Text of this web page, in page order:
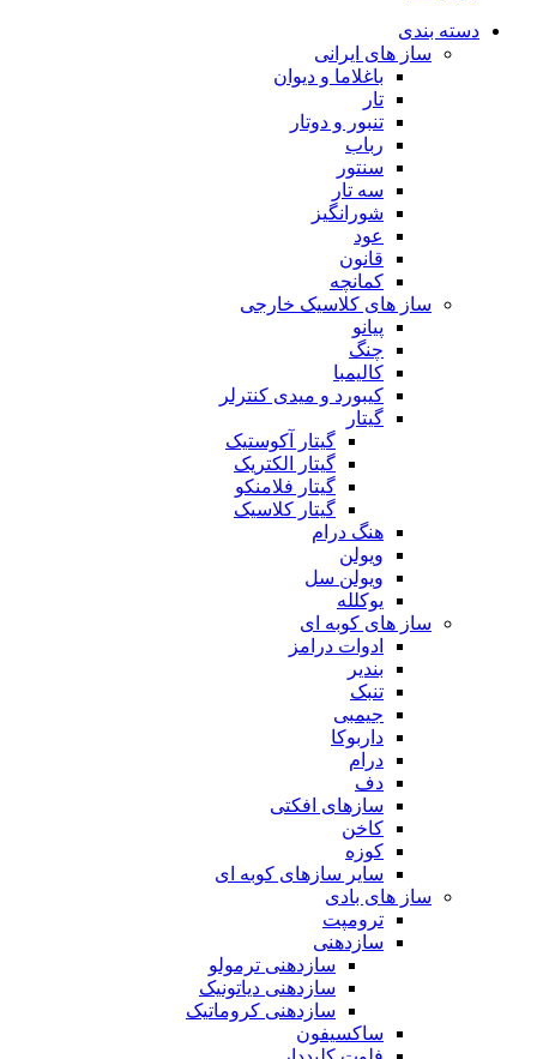
دسته بندی
ساز های ایرانی
باغلاما و دیوان
تار
تنبور و دوتار
رباب
سنتور
سه تار
شورانگیز
عود
قانون
کمانچه
ساز های کلاسیک خارجی
پیانو
چنگ
کالیمبا
کیبورد و میدی کنترلر
گیتار
گیتار آکوستیک
گیتار الکتریک
گیتار فلامنکو
گیتار کلاسیک
هنگ درام
ویولن
ویولن سل
یوکلله
ساز های کوبه ای
ادوات درامز
بندیر
تنبک
جیمبی
داربوکا
درام
دف
سازهای افکتی
کاخن
کوزه
سایر سازهای کوبه ای
ساز های بادی
ترومپت
سازدهنی
سازدهنی ترمولو
سازدهنی دیاتونیک
سازدهنی کروماتیک
ساکسیفون